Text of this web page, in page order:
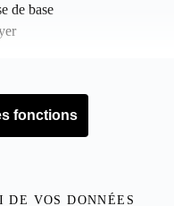
de base
fonctions
VOS DONNÉES